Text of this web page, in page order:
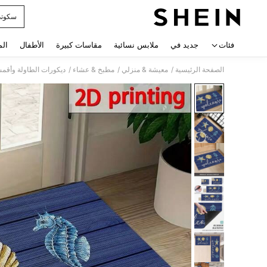
فئات جديد في ملابس نسائية مقاسات كبيرة الأطفال
الصفحة الرئيسية / معيشة & منزلي / مطبخ & عشاء / ديكورات الطاولة